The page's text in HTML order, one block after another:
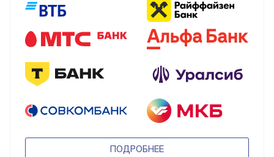
ПОДРОБНЕЕ